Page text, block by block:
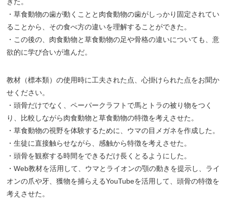
きた。
・草食動物の歯が動くことと肉食動物の歯がしっかり固定されてい
ることから、その食べ方の違いを理解することができた。
・この後の、肉食動物と草食動物の足や骨格の違いについても、意
欲的に学び合いが進んだ。
教材（標本類）の使用時に工夫された点、心掛けられた点をお聞か
せください。
・頭骨だけでなく、ペーパークラフトで馬とトラの被り物をつく
り、比較しながら肉食動物と草食動物の特徴を考えさせた。
・草食動物の視野を体験するために、ウマの目メガネを作成した。
・生徒に直接触らせながら、感触から特徴を考えさせた。
・頭骨を観察する時間をできるだけ長くとるようにした。
・Web教材を活用して、ウマとライオンの顎の動きを提示し、ライ
オンの爪や牙、獲物を捕らえるYouTubeを活用して、頭骨の特徴を
考えさせた。